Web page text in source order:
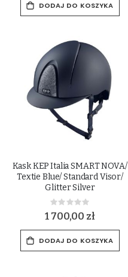
DODAJ DO KOSZYKA
Kask KEP Italia SMART NOVA/
Textie Blue/ Standard Visor/
Glitter Silver
Rating:
0%
1 700,00 zł
DODAJ DO KOSZYKA